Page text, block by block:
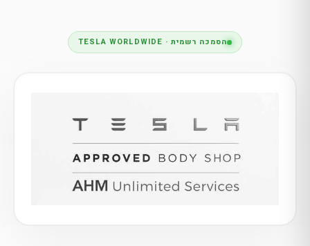
הסמכה רשמית · TESLA WORLDWIDE